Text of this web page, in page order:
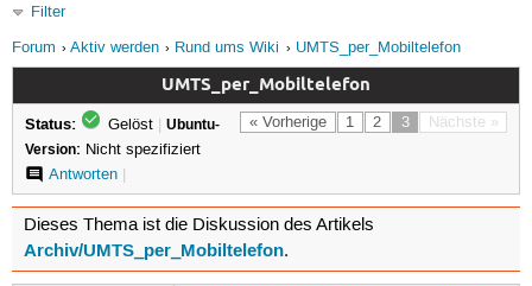
Filter
Forum
Aktiv werden Rund ums Wiki UMTS_per_Mobiltelefon
UMTS_per_Mobiltelefon
« Vorherige 1 2 3 Nächste »
Status: Gelöst | Ubuntu-
Version: Nicht spezifiziert
Antworten|
Dieses Thema ist die Diskussion des Artikels
Archiv/UMTS_per_Mobiltelefon.